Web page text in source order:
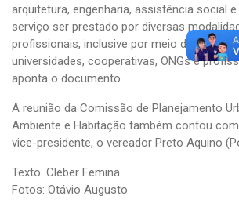
arquitetura, engenharia, assistência social
serviço ser prestado por diversas
profissionais, inclusive por meio de
universidades, cooperativas, ONGs e
aponta o documento.
A reunião da Comissão de Planejamento
Ambiente e Habitação também contou
vice-presidente, o vereador Preto Aquino
Texto: Cleber Femina
Fotos: Otávio Augusto